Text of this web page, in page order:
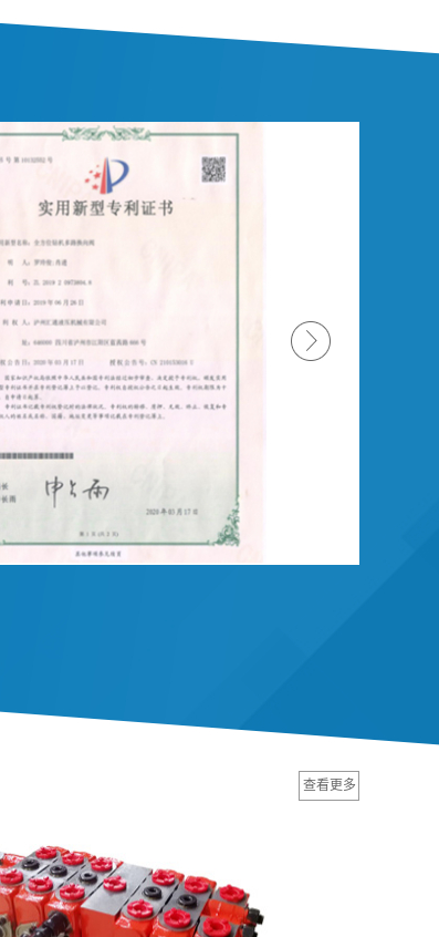
查看更多